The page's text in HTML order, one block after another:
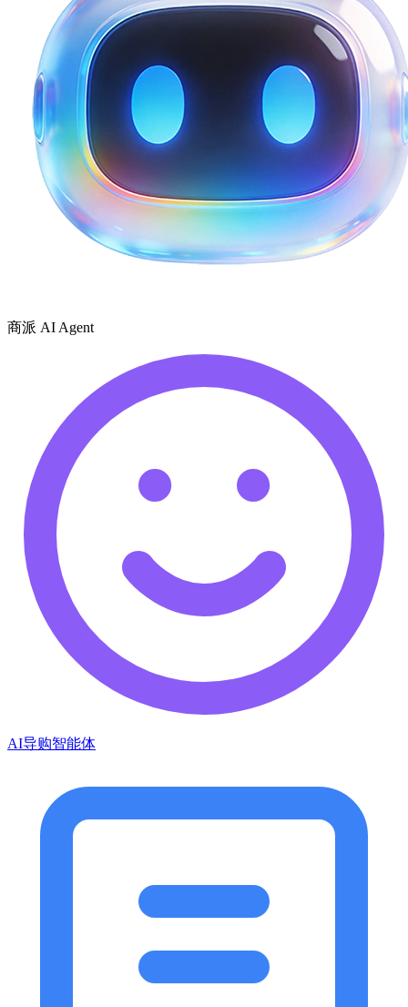
商派 AI Agent
AI导购智能体